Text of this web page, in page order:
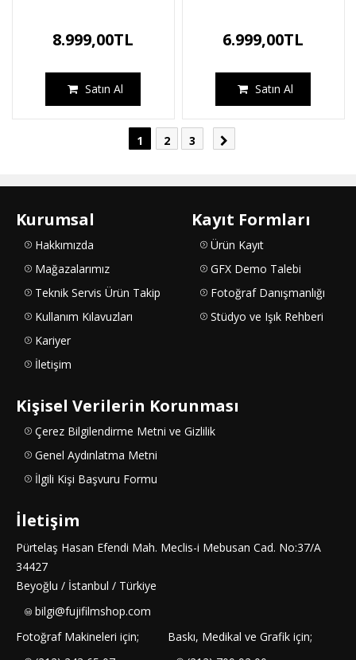
8.999,00TL
Satın Al
6.999,00TL
Satın Al
1 2 3
Kurumsal
Hakkımızda
Mağazalarımız
Teknik Servis Ürün Takip
Kullanım Kılavuzları
Kariyer
İletişim
Kayıt Formları
Ürün Kayıt
GFX Demo Talebi
Fotoğraf Danışmanlığı
Stüdyo ve Işık Rehberi
Kişisel Verilerin Korunması
Çerez Bilgilendirme Metni ve Gizlilik
Genel Aydınlatma Metni
İlgili Kişi Başvuru Formu
İletişim
Pürtelaş Hasan Efendi Mah. Meclis-i Mebusan Cad. No:37/A
34427
Beyoğlu / İstanbul / Türkiye
bilgi@fujifilmshop.com
Fotoğraf Makineleri için;
Baskı, Medikal ve Grafik için;